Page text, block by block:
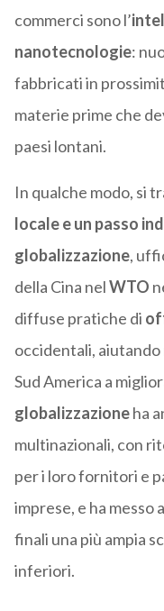
commerci sono l’
nanotecnologie:
fabbricati in
materie prime che
paesi lontani.
In qualche modo, si
locale e un passo
globalizzazione,
della Cina nelWTO
diffuse pratiche di
occidentali,
Sud America a
globalizzazioneha
multinazionali, con
per i loro fornitori e
imprese, e ha messo
finali una più ampia
inferiori.